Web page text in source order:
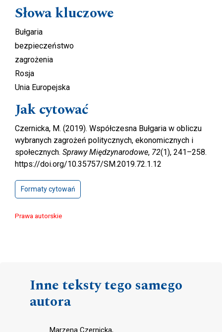
Słowa kluczowe
Bułgaria
bezpieczeństwo
zagrożenia
Rosja
Unia Europejska
Jak cytować
Czernicka, M. (2019). Współczesna Bułgaria w obliczu
wybranych zagrożeń politycznych, ekonomicznych i
społecznych. Sprawy Międzynarodowe, 72(1), 241–258.
https://doi.org/10.35757/SM.2019.72.1.12
Formaty cytowań
Prawa autorskie
Inne teksty tego samego
autora
Marzena Czernicka,